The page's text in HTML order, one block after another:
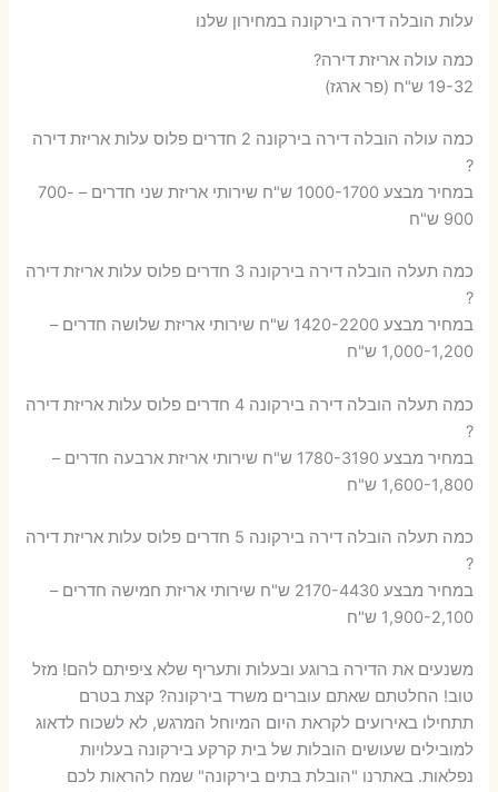
עלות הובלה דירה בירקונה במחירון שלנו
כמה עולה אריזת דירה​?
19-32 ש"ח (פר ארגז)
כמה עולה הובלה דירה בירקונה 2 חדרים פלוס עלות אריזת דירה
?
במחיר מבצע 1000-1700 ש"ח שירותי אריזת שני חדרים – 700-
900 ש"ח
כמה תעלה הובלה דירה בירקונה 3 חדרים פלוס עלות אריזת דירה
?
במחיר מבצע 1420-2200 ש"ח שירותי אריזת שלושה חדרים –
1,000-1,200 ש"ח
כמה תעלה הובלה דירה בירקונה 4 חדרים פלוס עלות אריזת דירה
?
במחיר מבצע 1780-3190 ש"ח שירותי אריזת ארבעה חדרים –
1,600-1,800 ש"ח
כמה תעלה הובלה דירה בירקונה 5 חדרים פלוס עלות אריזת דירה
?
במחיר מבצע 2170-4430 ש"ח שירותי אריזת חמישה חדרים –
1,900-2,100 ש"ח
משנעים את הדירה ברוגע ובעלות ותעריף שלא ציפיתם להם! מזל
טוב! החלטתם שאתם עוברים משרד בירקונה? קצת בטרם
תתחילו באירועים לקראת היום המיוחל המרגש, לא לשכוח לדאוג
למובילים שעושים הובלות של בית קרקע בירקונה בעלויות
נפלאות. באתרנו "הובלת בתים בירקונה" שמח להראות לכם